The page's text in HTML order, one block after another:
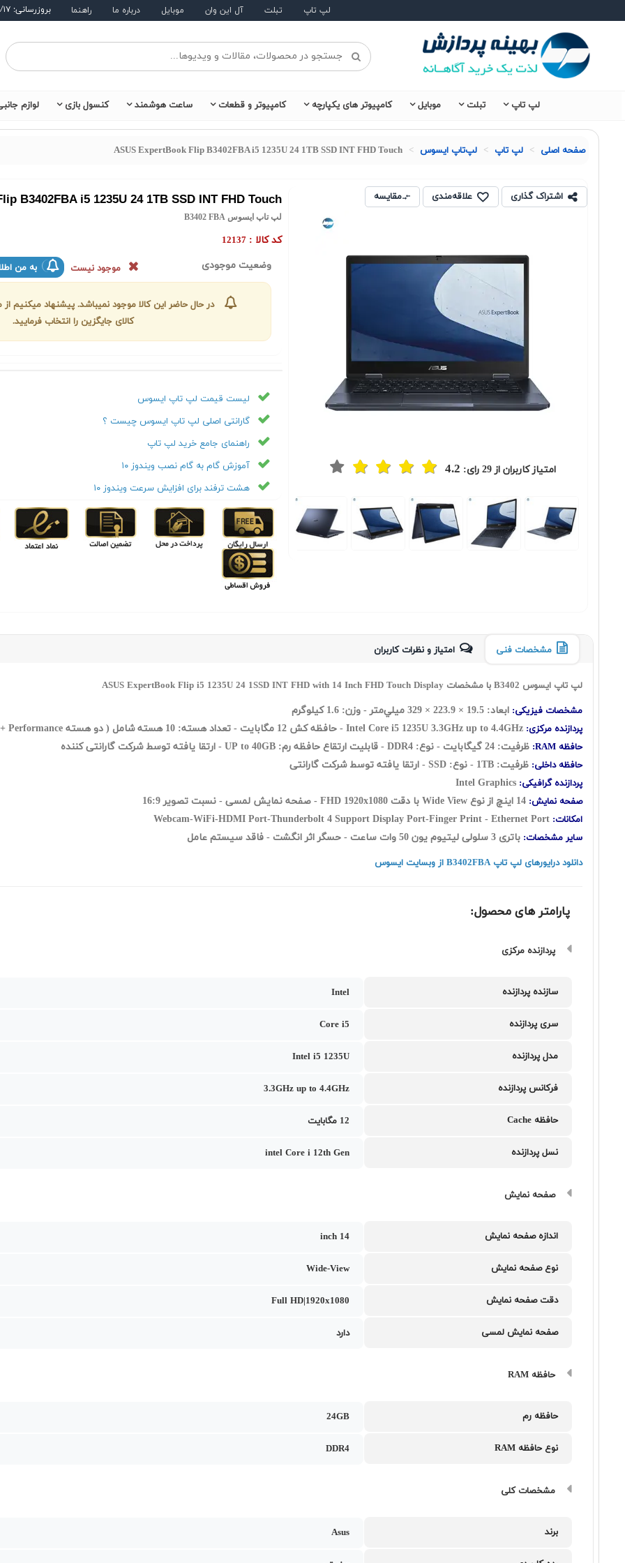
لپ تاپ تبلت آل این وان موبایل درباره ما راهنما بروزرسانی: ۱۴۰۵/۵/۱۷
لپ تاپ تبلت موبایل کامپیوتر های یکپارچه کامپیوتر و قطعات ساعت هوشمند کنسول بازی لوازم
صفحه اصلی لپ تاپ لپ‌تاپ ایسوس ASUS ExpertBook Flip B3402FBA i5 1235U 24 1TB SSD INT FHD Touch
اشتراک گذاری علاقه‌مندی مقایسه
امتیاز کاربران از29رای: 4.2
Previous
Next
B3402FBA i5 1235U 24 1TB SSD INT FHD Touch
لپ تاپ ایسوس B3402 FBA
کد کالا :12137
وضعیت موجودی موجود نیست به من
در حال حاضر این کالا موجود نمیباشد. پیشنهاد میکنیم
کالای جایگزین را انتخاب فرمایید.
لیست قیمت لپ تاپ ایسوس
گارانتی اصلی لپ تاپ ایسوس چیست ؟
راهنمای جامع خرید لپ تاپ
آموزش گام به گام نصب ویندوز ۱۰
هشت ترفند برای افزایش سرعت ویندوز ۱۰
مشخصات فنی امتیاز و نظرات کاربران
لپ تاپ ایسوس B3402 با مشخصات ASUS ExpertBook Flip i5 1235U 24 1SSD INT FHD with 14 Inch FHD Touch Display
مشخصات فیزیکی: ابعاد: 19.5 × 223.9 × 329 ميلي‌متر - وزن: 1.6 کیلوگرم
پردازنده مرکزی:
حافظه RAM: ظرفیت: 24 گيگابايت - نوع: DDR4 - قابلیت ارتقاع حافظه رم: UP to 40GB - ارتقا یافته توسط شرکت گارانتی کننده
حافظه داخلی: ظرفیت: 1TB - نوع: SSD - ارتقا یافته توسط شرکت گارانتی
پردازنده گرافیکی:
صفحه نمایش:
امکانات: Webcam-WiFi-HDMI Port-Thunderbolt 4 Support Display Port-Finger Print - Ethernet Port
سایر مشخصات: باتری 3 سلولی لیتیوم یون 50 وات ساعت - حسگر اثر انگشت - فاقد سیستم عامل
دانلود درایورهای لپ تاپ B3402FBA از وبسایت ایسوس
پارامتر های محصول:
پردازنده مرکزی
سازنده پردازنده Intel
سری پردازنده Core i5
مدل پردازنده Intel i5 1235U
فرکانس پردازنده 3.3GHz up to 4.4GHz
حافظه Cache 12 مگابایت
نسل پردازنده intel Core i 12th Gen
صفحه نمایش
اندازه صفحه نمایش 14 inch
نوع صفحه نمایش Wide-View
دقت صفحه نمایش Full HD|1920x1080
صفحه نمایش لمسی دارد
حافظه RAM
حافظه رم 24GB
نوع حافظه RAM DDR4
مشخصات کلی
برند Asus